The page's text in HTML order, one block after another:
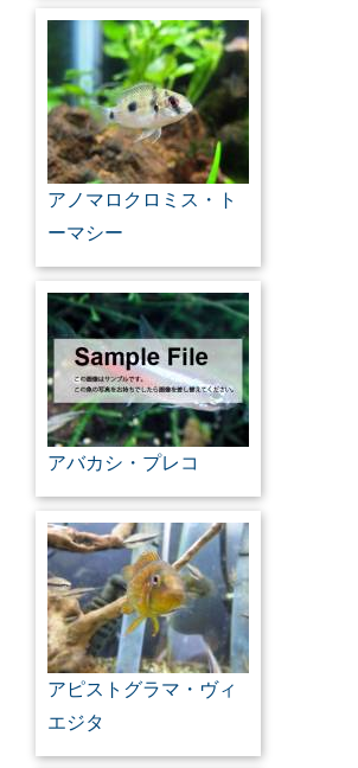
アノマロクロミス・ト
ーマシー
アバカシ・プレコ
アピストグラマ・ヴィ
エジタ